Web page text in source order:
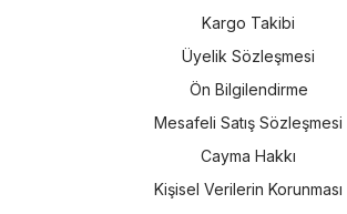
Kargo Takibi
Üyelik Sözleşmesi
Ön Bilgilendirme
Mesafeli Satış Sözleşmesi
Cayma Hakkı
Kişisel Verilerin Korunması